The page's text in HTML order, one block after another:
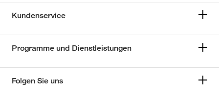
Kundenservice
Programme und Dienstleistungen
Folgen Sie uns